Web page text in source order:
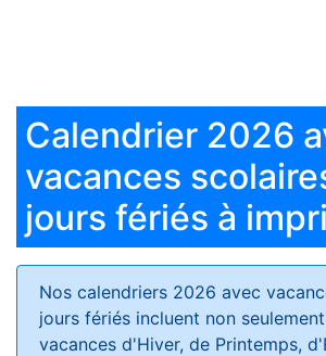
Calendrier 2026
vacances
jours fériés à
Nos calendriers 2026 avec
jours fériés incluent non
vacances d'Hiver, de Printemps,